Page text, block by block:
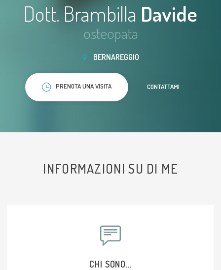
Dott. Brambilla Davide
osteopata
BERNAREGGIO
PRENOTA UNA VISITA CONTATTAMI
INFORMAZIONI SU DI ME
CHI SONO...